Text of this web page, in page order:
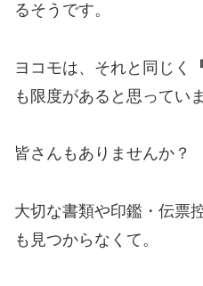
るそうです。
ヨコモは、それと同じく
も限度があると思っていま
皆さんもありませんか？
大切な書類や印鑑・伝票
も見つからなくて。